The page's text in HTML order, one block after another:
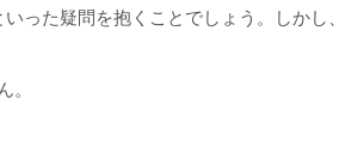
った疑問を抱くことでしょう。しかし、
。